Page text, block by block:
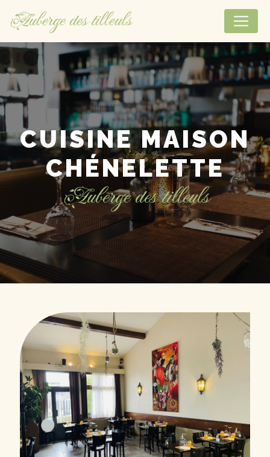
Auberge des tilleuls
CUISINE MAISON
CHÉNELETTE
Auberge des tilleuls